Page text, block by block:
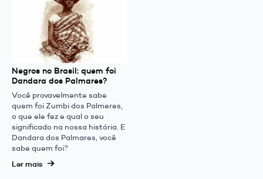
Negros no Brasil: quem foi
Dandara dos Palmares?
Você provavelmente sabe
quem foi Zumbi dos Palmeres,
o que ele fez e qual o seu
significado na nossa história. E
Dandara dos Palmares, você
sabe quem foi?
Ler mais